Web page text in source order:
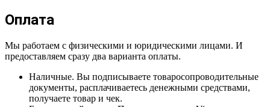
Оплата
Мы работаем с физическими и юридическими лицами. И
предоставляем сразу два варианта оплаты.
Наличные. Вы подписываете товаросопроводительные
документы, расплачиваетесь денежными средствами,
получаете товар и чек.